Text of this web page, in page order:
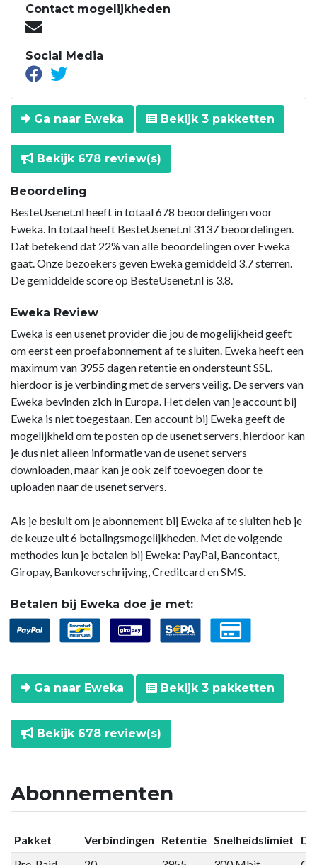
Contact mogelijkheden
Social Media
Ga naar Eweka Bekijk 3 pakketten
Bekijk 678 review(s)
Beoordeling
BesteUsenet.nl heeft in totaal 678 beoordelingen voor
Eweka. In totaal heeft BesteUsenet.nl 3137 beoordelingen.
Dat betekend dat 22% van alle beoordelingen over Eweka
gaat. Onze bezoekers geven Eweka gemiddeld 3.7 sterren.
De gemiddelde score op BesteUsenet.nl is 3.8.
Eweka Review
Eweka is een usenet provider die jou de mogelijkheid geeft
om eerst een proefabonnement af te sluiten. Eweka heeft een
maximum van 3955 dagen retentie en ondersteunt SSL,
hierdoor is je verbinding met de servers veilig. De servers van
Eweka bevinden zich in Europa. Het delen van je account bij
Eweka is niet toegestaan. Een account bij Eweka geeft de
mogelijkheid om te posten op de usenet servers, hierdoor kan
je dus niet alleen informatie van de usenet servers
downloaden, maar kan je ook zelf toevoegen door te
uploaden naar de usenet servers.
Als je besluit om je abonnement bij Eweka af te sluiten heb je
de keuze uit 6 betalingsmogelijkheden. Met de volgende
methodes kun je betalen bij Eweka: PayPal, Bancontact,
Giropay, Bankoverschrijving, Creditcard en SMS.
Betalen bij Eweka doe je met:
Ga naar Eweka Bekijk 3 pakketten
Bekijk 678 review(s)
Abonnementen
Pakket Verbindingen Retentie Snelheidslimiet